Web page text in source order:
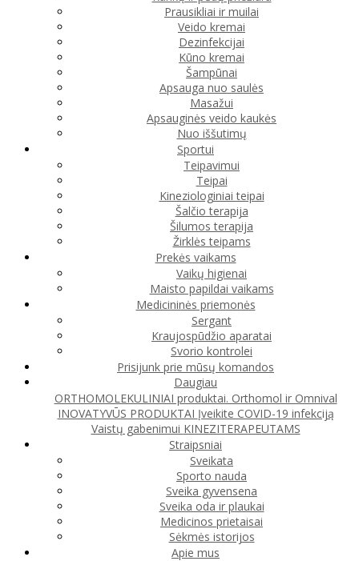
Prausikliai ir muilai
Veido kremai
Dezinfekcijai
Kūno kremai
Šampūnai
Apsauga nuo saulės
Masažui
Apsauginės veido kaukės
Nuo iššutimų
Sportui
Teipavimui
Teipai
Kineziologiniai teipai
Šalčio terapija
Šilumos terapija
Žirklės teipams
Prekės vaikams
Vaikų higienai
Maisto papildai vaikams
Medicininės priemonės
Sergant
Kraujospūdžio aparatai
Svorio kontrolei
Prisijunk prie mūsų komandos
Daugiau
ORTHOMOLEKULINIAI produktai. Orthomol ir Omnival
INOVATYVŪS PRODUKTAI Įveikite COVID-19 infekciją
Vaistų gabenimui KINEZITERAPEUTAMS
Straipsniai
Sveikata
Sporto nauda
Sveika gyvensena
Sveika oda ir plaukai
Medicinos prietaisai
Sėkmės istorijos
Apie mus